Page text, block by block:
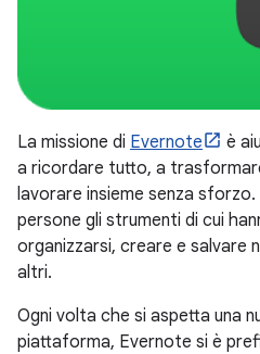
La missione di Evernote
è
a ricordare tutto, a
lavorare insieme senza
persone gli strumenti di cui
organizzarsi, creare e salvare
altri.
Ogni volta che si aspetta una
piattaforma, Evernote si è